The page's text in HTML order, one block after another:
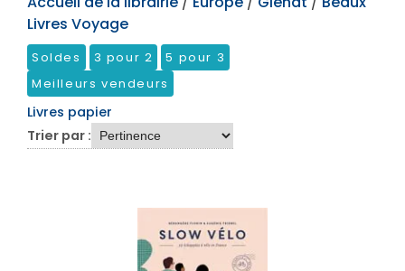
Livres Voyage
Soldes 3 pour 2
5 pour 3
Meilleurs vendeurs
Livres papier
Trier par :